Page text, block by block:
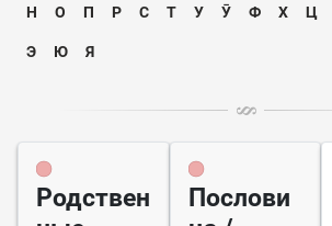
Н О П Р С Т У Ӯ Ф Х Ц
Э Ю Я
Родствен
Послови